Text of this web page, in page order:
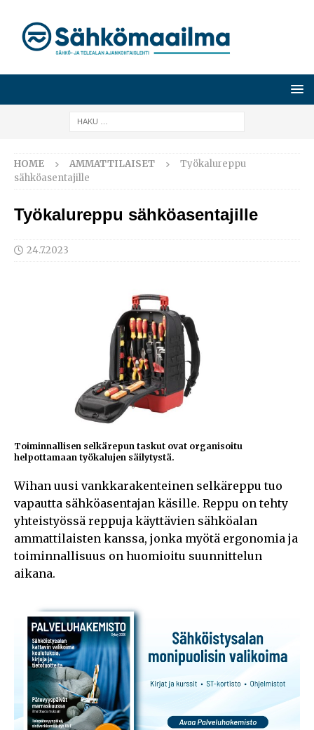
HOME AMMATTILAISET
Työkalureppu
sähköasentajille
Työkalureppu sähköasentajille
24.7.2023
Toiminnallisen selkärepun taskut ovat organisoitu
helpottamaan työkalujen säilytystä.
Wihan uusi vankkarakenteinen selkäreppu tuo
vapautta sähköasentajan käsille. Reppu on tehty
yhteistyössä reppuja käyttävien sähköalan
ammattilaisten kanssa, jonka myötä ergonomia ja
toiminnallisuus on huomioitu suunnittelun
aikana.